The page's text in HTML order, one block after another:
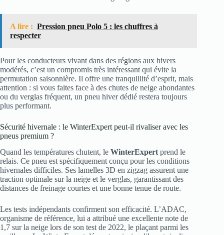
A lire : Pression pneu Polo 5 : les chuffres à
respecter
Pour les conducteurs vivant dans des régions aux hivers
modérés, c’est un compromis très intéressant qui évite la
permutation saisonnière. Il offre une tranquillité d’esprit, mais
attention : si vous faites face à des chutes de neige abondantes
ou du verglas fréquent, un pneu hiver dédié restera toujours
plus performant.
Sécurité hivernale : le WinterExpert peut-il rivaliser avec les
pneus premium ?
Quand les températures chutent, le WinterExpert prend le
relais. Ce pneu est spécifiquement conçu pour les conditions
hivernales difficiles. Ses lamelles 3D en zigzag assurent une
traction optimale sur la neige et le verglas, garantissant des
distances de freinage courtes et une bonne tenue de route.
Les tests indépendants confirment son efficacité. L’ADAC,
organisme de référence, lui a attribué une excellente note de
1,7 sur la neige lors de son test de 2022, le plaçant parmi les